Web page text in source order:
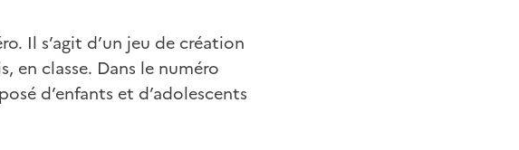
Il s’agit d’un jeu de création
en classe. Dans le numéro
d’enfants et d’adolescents